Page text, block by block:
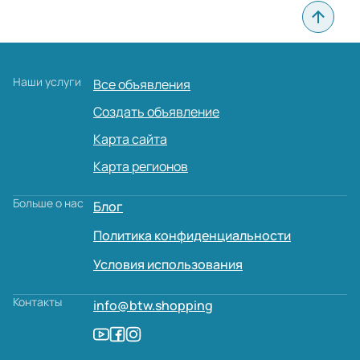
Наши услуги
Все объявления
Создать объявление
Карта сайта
Карта регионов
Больше о нас
Блог
Политика конфиденциальности
Условия использования
Контакты info@btw.shopping